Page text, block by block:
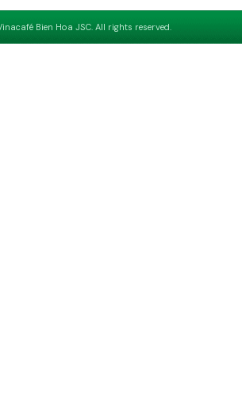
Bien Hoa JSC. All rights reserved.